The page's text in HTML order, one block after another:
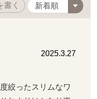
書く
2025.3.27
絞ったスリムなワ